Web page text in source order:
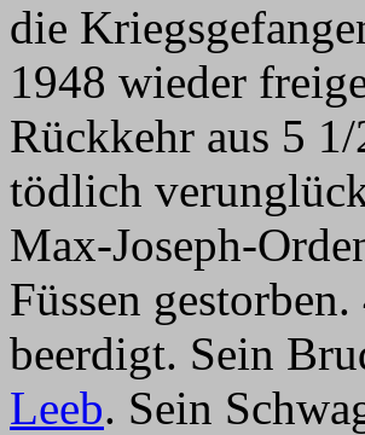
die
1948 wieder
Rückkehr aus 5
tödlich
Max-Joseph-
Füssen
beerdigt. Sein
Leeb. Sein